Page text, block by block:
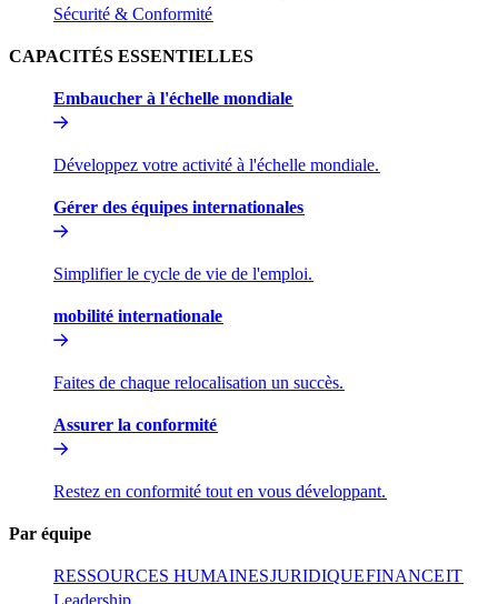
Sécurité & Conformité​​
CAPACITÉS ESSENTIELLES​​
Embaucher à l'échelle mondiale​​
Développez votre activité à l'échelle mondiale.​​
Gérer des équipes internationales​​
Simplifier le cycle de vie de l'emploi.​​
mobilité internationale​​
Faites de chaque relocalisation un succès.​​
Assurer la conformité​​
Restez en conformité tout en vous développant.​​
Par équipe​​
RESSOURCES HUMAINES​​JURIDIQUE​​FINANCE​​IT​​
Leadership​​